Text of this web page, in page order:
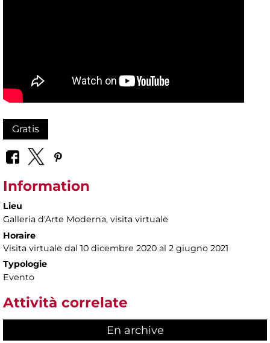
Gratis
Information
Lieu
Galleria d'Arte Moderna, visita virtuale
Horaire
Visita virtuale dal 10 dicembre 2020 al 2 giugno 2021
Typologie
Evento
Attività correlate
En archive